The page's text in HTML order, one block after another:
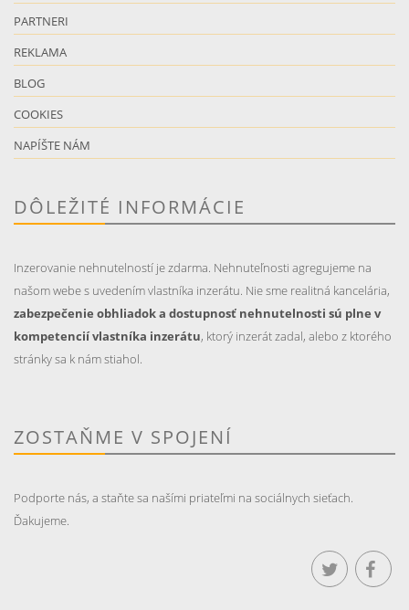
PARTNERI
REKLAMA
BLOG
COOKIES
NAPÍŠTE NÁM
DÔLEŽITÉ INFORMÁCIE
Inzerovanie nehnutelností je zdarma. Nehnuteľnosti agregujeme na
našom webe s uvedením vlastníka inzerátu. Nie sme realitná kancelária,
zabezpečenie obhliadok a dostupnosť nehnutelnosti sú plne v
kompetencií vlastníka inzerátu, ktorý inzerát zadal, alebo z ktorého
stránky sa k nám stiahol.
ZOSTAŇME V SPOJENÍ
Podporte nás, a staňte sa našími priateľmi na sociálnych sieťach.
Ďakujeme.